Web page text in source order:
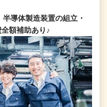
半導体製造装置の組立・
額補助あり♪